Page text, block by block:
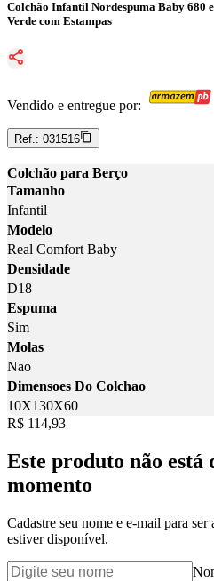
Colchão Infantil Nordespuma Baby 680
Verde com Estampas
Vendido e entregue por:
Ref.: 031516
Colchão para Berço
Tamanho
Infantil
Modelo
Real Comfort Baby
Densidade
D18
Espuma
Sim
Molas
Nao
Dimensoes Do Colchao
10X130X60
Price:
R$ 114,93
Este produto não está
momento
Cadastre seu nome e e-mail para
estiver disponível.